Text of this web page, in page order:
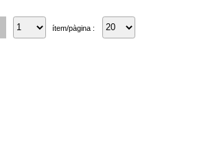
ítem/pàgina :